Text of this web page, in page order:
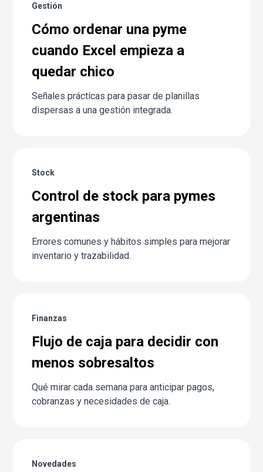
Gestión
Cómo ordenar una pyme
cuando Excel empieza a
quedar chico
Señales prácticas para pasar de planillas
dispersas a una gestión integrada.
Stock
Control de stock para pymes
argentinas
Errores comunes y hábitos simples para mejorar
inventario y trazabilidad.
Finanzas
Flujo de caja para decidir con
menos sobresaltos
Qué mirar cada semana para anticipar pagos,
cobranzas y necesidades de caja.
Novedades